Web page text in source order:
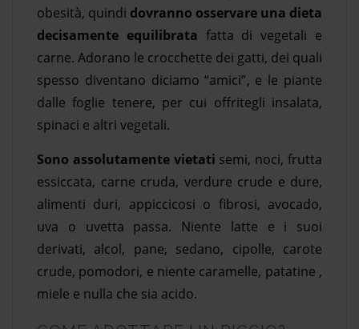
obesità, quindi dovranno osservare una dieta
decisamente equilibrata fatta di vegetali e
carne. Adorano le crocchette dei gatti, dei quali
spesso diventano diciamo “amici”, e le piante
dalle foglie tenere, per cui offritegli insalata,
spinaci e altri vegetali.
Sono assolutamente vietati semi, noci, frutta
essiccata, carne cruda, verdure crude e dure,
alimenti duri, appiccicosi o fibrosi, avocado,
uva o uvetta passa. Niente latte e i suoi
derivati, alcol, pane, sedano, cipolle, carote
crude, pomodori, e niente caramelle, patatine ,
miele e nulla che sia acido.